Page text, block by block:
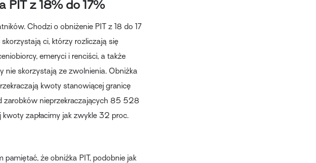
PIT z 18% do 17%
Chodzi o obniżenie PIT z 18 do 17
ci, którzy rozliczają się
emeryci i renciści, a także
nie skorzystają ze zwolnienia. Obniżka
kwoty stanowiącej granicę
zarobków nieprzekraczających 85 528
kwoty zapłacimy jak zwykle 32 proc.
pamiętać, że obniżka PIT, podobnie jak